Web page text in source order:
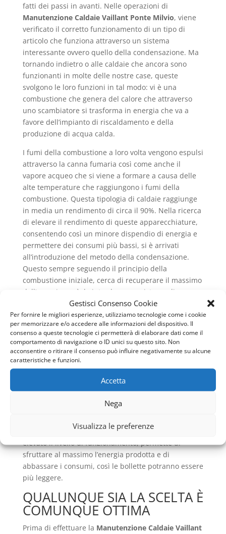
Gestisci Consenso Cookie
Per fornire le migliori esperienze, utilizziamo tecnologie come i cookie
per memorizzare e/o accedere alle informazioni del dispositivo. Il
consenso a queste tecnologie ci permetterà di elaborare dati come il
comportamento di navigazione o ID unici su questo sito. Non
acconsentire o ritirare il consenso può influire negativamente su alcune
caratteristiche e funzioni.
Accetta
Nega
Visualizza le preferenze
fatti dei passi in avanti. Nelle operazioni di
Manutenzione Caldaie Vaillant Ponte Milvio, viene
verificato il corretto funzionamento di un tipo di
articolo che funziona attraverso un sistema
interessante ovvero quello della condensazione. Ma
tornando indietro o alle caldaie che ancora sono
funzionanti in molte delle nostre case, queste
svolgono le loro funzioni in tal modo: vi è una
combustione che genera del calore che attraverso
uno scambiatore si trasforma in energia che va a
favore dell’impianto di riscaldamento e della
produzione di acqua calda.
I fumi della combustione a loro volta vengono espulsi
attraverso la canna fumaria così come anche il
vapore acqueo che si viene a formare a causa delle
alte temperature che raggiungono i fumi della
combustione. Questa tipologia di caldaie raggiunge
in media un rendimento di circa il 90%. Nella ricerca
di elevare il rendimento di queste apparecchiature,
consentendo così un minore dispendio di energia e
permettere dei consumi più bassi, si è arrivati
all’introduzione del metodo della condensazione.
Questo sempre seguendo il principio della
combustione iniziale, cerca di recuperare il massimo
dell’energia, così da introdurre un sistema di
raffreddamento dei fumi che non genera vapore
acqueo e così viene ad esserci dell’energia termica,
detta calore latente, che si aggiunge all’energia
generale prodotta dalla combustione e permette di
ottenere dei rendimenti molto più alti. Infatti questo,
nel caso delle caldaie a condensazione ed in
raggiunge un livello del 109%, poiché si riesce a
Questo fattore sottolinea come sia ancora più
Vaillant Ponte Milvio, perché riuscire a mantenere
elevato il livello di funzionamento, permette di
sfruttare al massimo l’energia prodotta e di
abbassare i consumi, così le bollette potranno essere
più leggere.
QUALUNQUE SIA LA SCELTA È
COMUNQUE OTTIMA
Prima di effettuare la Manutenzione Caldaie Vaillant